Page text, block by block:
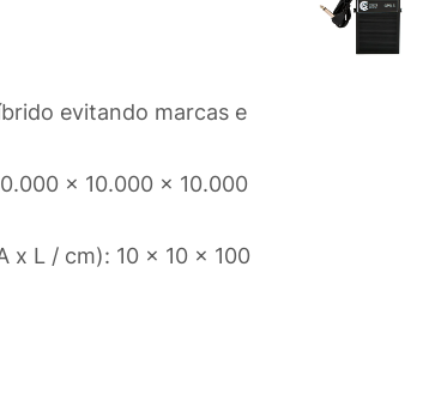
evitando marcas e
x 10.000 x 10.000
x L / cm): 10 x 10 x 100